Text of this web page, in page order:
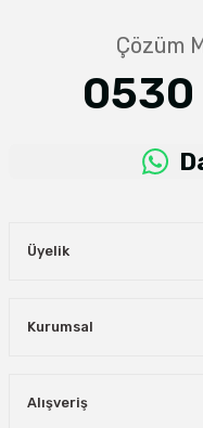
Çözüm
0530
Üyelik
Kurumsal
Alışveriş